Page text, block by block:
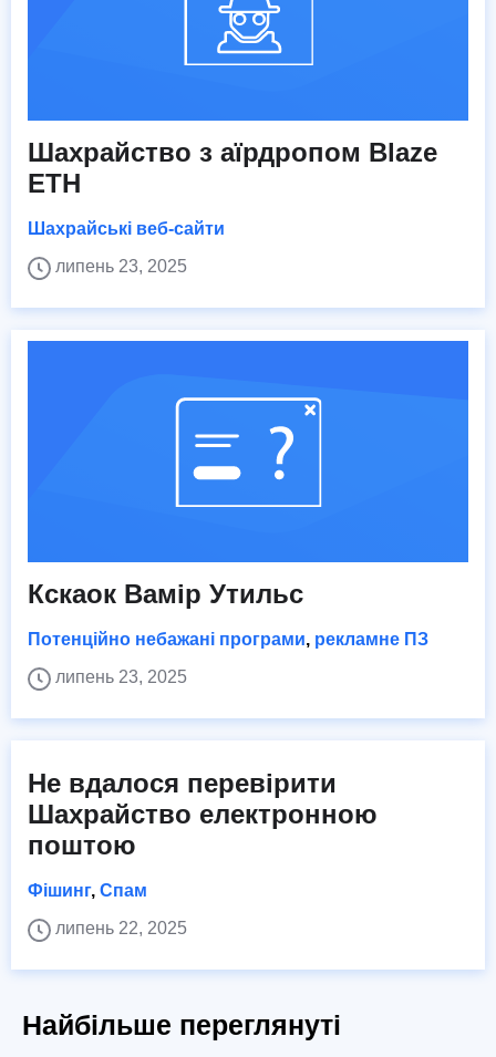
Шахрайство з аїрдропом Blaze
ETH
Шахрайські веб-сайти
липень 23, 2025
Кскаок Вамір Утильс
Потенційно небажані програми, рекламне ПЗ
липень 23, 2025
Не вдалося перевірити
Шахрайство електронною
поштою
Фішинг, Спам
липень 22, 2025
Найбільше переглянуті